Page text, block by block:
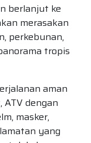
berlanjut ke
merasakan
perkebunan,
tropis
aman
dengan
masker,
yang